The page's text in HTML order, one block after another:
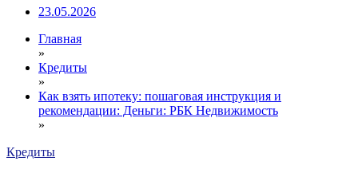
23.05.2026
Главная
»
Кредиты
»
Как взять ипотеку: пошаговая инструкция и
рекомендации: Деньги: РБК Недвижимость
»
Кредиты